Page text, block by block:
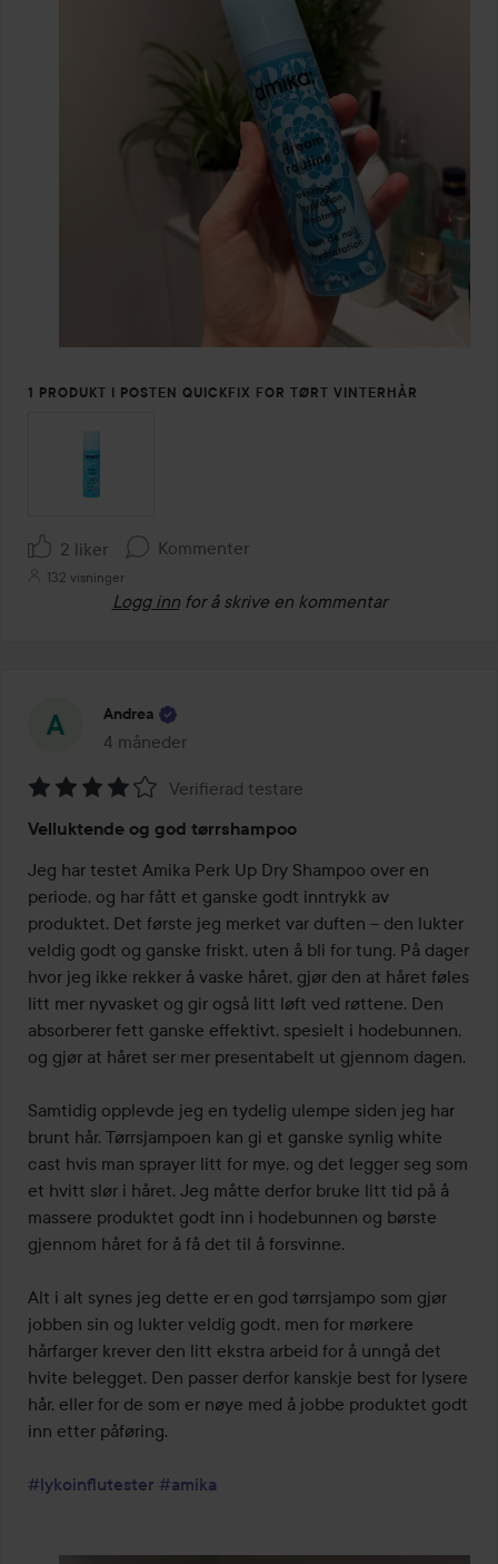
1 PRODUKT I POSTEN QUICKFIX FOR TØRT VINTERHÅR
2 liker Kommenter
132 visninger
Logg inn for å skrive en kommentar
Andrea
4 måneder
Innlegget ble opprettet 4 måneder
4
av
5
Verifierad testare
Velluktende og god tørrshampoo
Jeg har testet Amika Perk Up Dry Shampoo over en
periode, og har fått et ganske godt inntrykk av
produktet. Det første jeg merket var duften – den lukter
veldig godt og ganske friskt, uten å bli for tung. På dager
hvor jeg ikke rekker å vaske håret, gjør den at håret føles
litt mer nyvasket og gir også litt løft ved røttene. Den
absorberer fett ganske effektivt, spesielt i hodebunnen,
og gjør at håret ser mer presentabelt ut gjennom dagen.
Samtidig opplevde jeg en tydelig ulempe siden jeg har
brunt hår. Tørrsjampoen kan gi et ganske synlig white
cast hvis man sprayer litt for mye, og det legger seg som
et hvitt slør i håret. Jeg måtte derfor bruke litt tid på å
massere produktet godt inn i hodebunnen og børste
gjennom håret for å få det til å forsvinne.
Alt i alt synes jeg dette er en god tørrsjampo som gjør
jobben sin og lukter veldig godt, men for mørkere
hårfarger krever den litt ekstra arbeid for å unngå det
hvite belegget. Den passer derfor kanskje best for lysere
hår, eller for de som er nøye med å jobbe produktet godt
inn etter påføring.
#lykoinflutester #amika